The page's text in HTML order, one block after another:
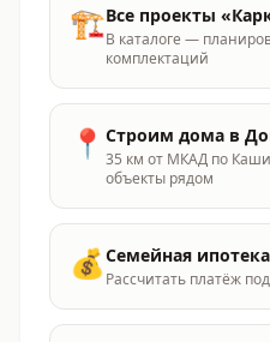
🏗️Все проекты «
В каталоге —
комплектаций
📍 Строим дома в
35 км от МКАД по
объекты рядом
💰Семейная
Рассчитать платёж